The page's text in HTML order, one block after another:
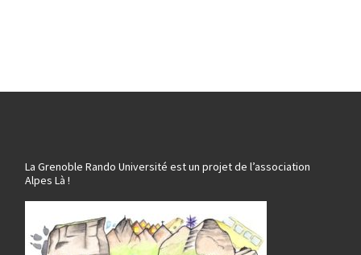
La Grenoble Rando Université est un projet de l’association
Alpes Là !